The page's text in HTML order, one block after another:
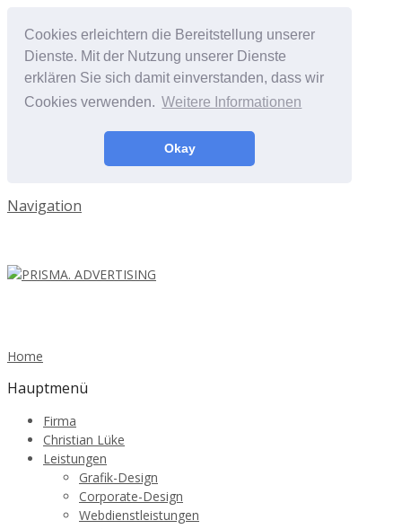
Cookies erleichtern die Bereitstellung unserer
Dienste. Mit der Nutzung unserer Dienste
erklären Sie sich damit einverstanden, dass wir
Cookies verwenden. Weitere Informationen
Okay
Navigation
Home
Hauptmenü
Firma
Christian Lüke
Leistungen
Grafik-Design
Corporate-Design
Webdienstleistungen